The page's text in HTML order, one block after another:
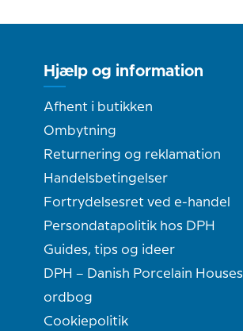
Hjælp og information
Afhent i butikken
Ombytning
Returnering og reklamation
Handelsbetingelser
Fortrydelsesret ved e-handel
Persondatapolitik hos DPH
Guides, tips og ideer
DPH – Danish Porcelain Houses
ordbog
Cookiepolitik